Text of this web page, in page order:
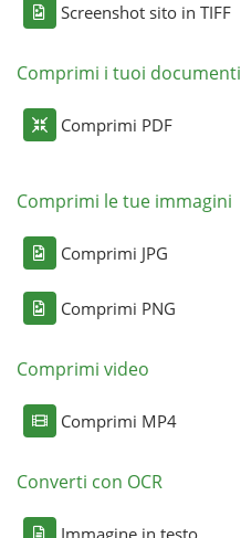
Screenshot sito in TIFF
Comprimi i tuoi documenti
Comprimi PDF
Comprimi le tue immagini
Comprimi JPG
Comprimi PNG
Comprimi video
Comprimi MP4
Converti con OCR